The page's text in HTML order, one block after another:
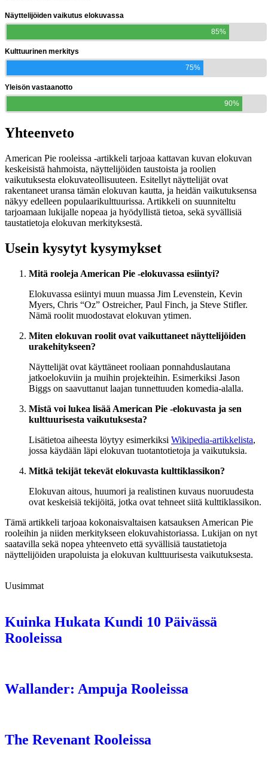
Näyttelijöiden vaikutus elokuvassa
85%
Kulttuurinen merkitys
75%
Yleisön vastaanotto
90%
Yhteenveto
American Pie rooleissa -artikkeli tarjoaa kattavan kuvan elokuvan
keskeisistä hahmoista, näyttelijöiden taustoista ja roolien
vaikutuksesta elokuvateollisuuteen. Esitellyt näyttelijät ovat
rakentaneet uransa tämän elokuvan kautta, ja heidän vaikutuksensa
näkyy edelleen populaarikulttuurissa. Artikkeli on suunniteltu
tarjoamaan lukijalle nopeaa ja hyödyllistä tietoa, sekä syvällisiä
taustatietoja elokuvan merkityksestä.
Usein kysytyt kysymykset
Mitä rooleja American Pie -elokuvassa esiintyi?
Elokuvassa esiintyi muun muassa Jim Levenstein, Kevin
Myers, Chris “Oz” Ostreicher, Paul Finch, ja Steve Stifler.
Nämä roolit muodostavat elokuvan ytimen.
Miten elokuvan roolit ovat vaikuttaneet näyttelijöiden
urakehitykseen?
Näyttelijät ovat käyttäneet rooliaan ponnahduslautana
jatkoelokuviin ja muihin projekteihin. Esimerkiksi Jason
Biggs on saavuttanut laajan tunnettuuden komedia-alalla.
Mistä voi lukea lisää American Pie -elokuvasta ja sen
kulttuurisesta vaikutuksesta?
Lisätietoa aiheesta löytyy esimerkiksi Wikipedia-artikkelista,
jossa käydään läpi elokuvan tuotantotietoja ja vaikutuksia.
Mitkä tekijät tekevät elokuvasta kulttiklassikon?
Elokuvan aitous, huumori ja realistinen kuvaus nuoruudesta
ovat keskeisiä tekijöitä, jotka ovat tehneet siitä kulttiklassikon.
Tämä artikkeli tarjoaa kokonaisvaltaisen katsauksen American Pie
rooleihin ja niiden merkitykseen elokuvahistoriassa. Lukijan on nyt
saatavilla sekä nopea yhteenveto että syvällisiä taustatietoja
näyttelijöiden urapoluista ja elokuvan kulttuurisesta vaikutuksesta.
Uusimmat
Kuinka Hukata Kundi 10 Päivässä
Rooleissa
Wallander: Ampuja Rooleissa
The Revenant Rooleissa